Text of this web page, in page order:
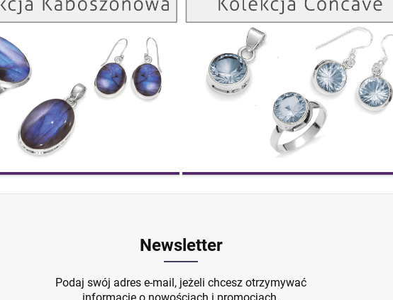
Newsletter
Podaj swój adres e-mail, jeżeli chcesz otrzymywać